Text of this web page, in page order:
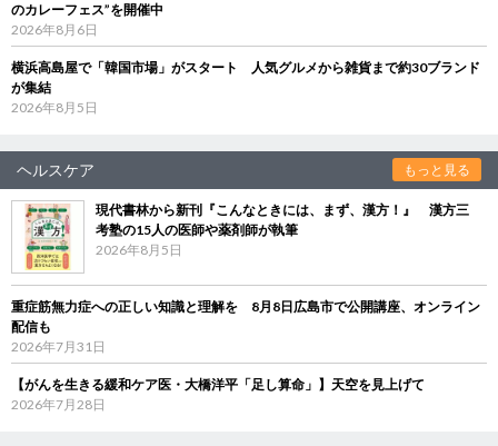
のカレーフェス”を開催中
2026年8月6日
横浜高島屋で「韓国市場」がスタート 人気グルメから雑貨まで約30ブランド
が集結
2026年8月5日
ヘルスケア もっと見る
現代書林から新刊『こんなときには、まず、漢方！』 漢方三
考塾の15人の医師や薬剤師が執筆
2026年8月5日
重症筋無力症への正しい知識と理解を 8月8日広島市で公開講座、オンライン
配信も
2026年7月31日
【がんを生きる緩和ケア医・大橋洋平「足し算命」】天空を見上げて
2026年7月28日